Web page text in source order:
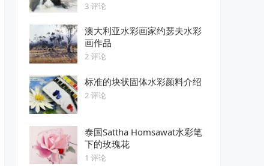
3 评论
澳大利亚水彩画家约瑟夫水彩
画作品
2 评论
标准的块状固体水彩颜料介绍
2 评论
泰国Sattha Homsawat水彩笔
下的玫瑰花
1 评论